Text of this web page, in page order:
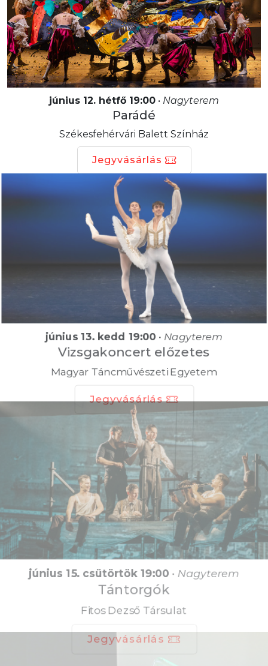
június 12. hétfő 19:00 • Nagyterem
Parádé
Székesfehérvári Balett Színház
Jegyvásárlás
június 13. kedd 19:00• Nagyterem
Vizsgakoncert előzetes
Magyar Táncművészeti Egyetem
Jegyvásárlás
június 15. csütörtök 19:00• Nagyterem
Tántorgók
Fitos Dezső Társulat
Jegyvásárlás